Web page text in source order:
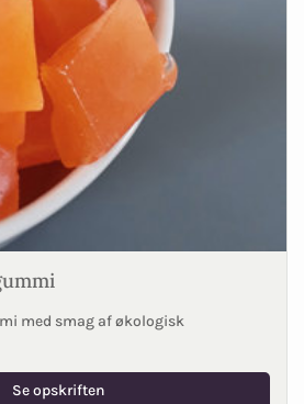
med smag af økologisk
Se opskriften